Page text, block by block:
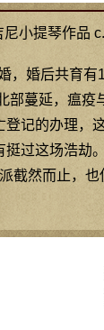
尼小提琴作品
，婚后共育
部蔓延，瘟
记的办理，
过这场浩劫
截然而止，